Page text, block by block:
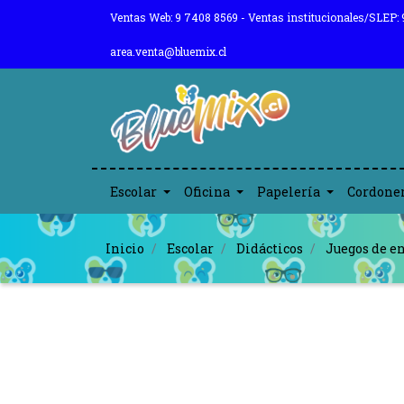
Ventas Web: 9 7408 8569 - Ventas institucionales/SLEP:
area.venta@bluemix.cl
Escolar Oficina Papelería
Inicio Escolar Didácticos Juegos de